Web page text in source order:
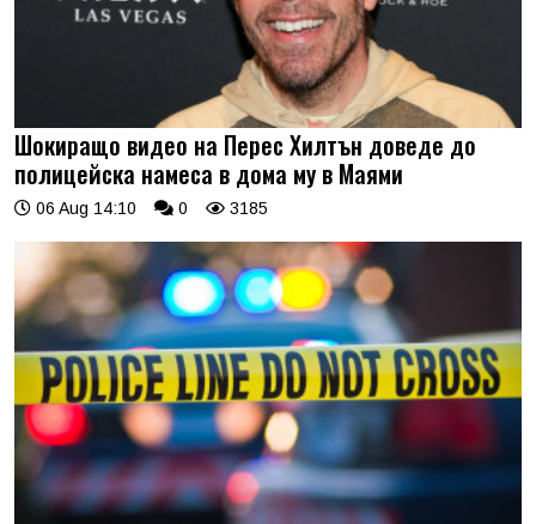
Шокиращо видео на Перес Хилтън доведе до
полицейска намеса в дома му в Маями
06 Aug 14:10 0 3185